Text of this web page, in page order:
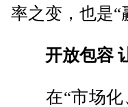
率之变，也是“
开放包容
在“市场化